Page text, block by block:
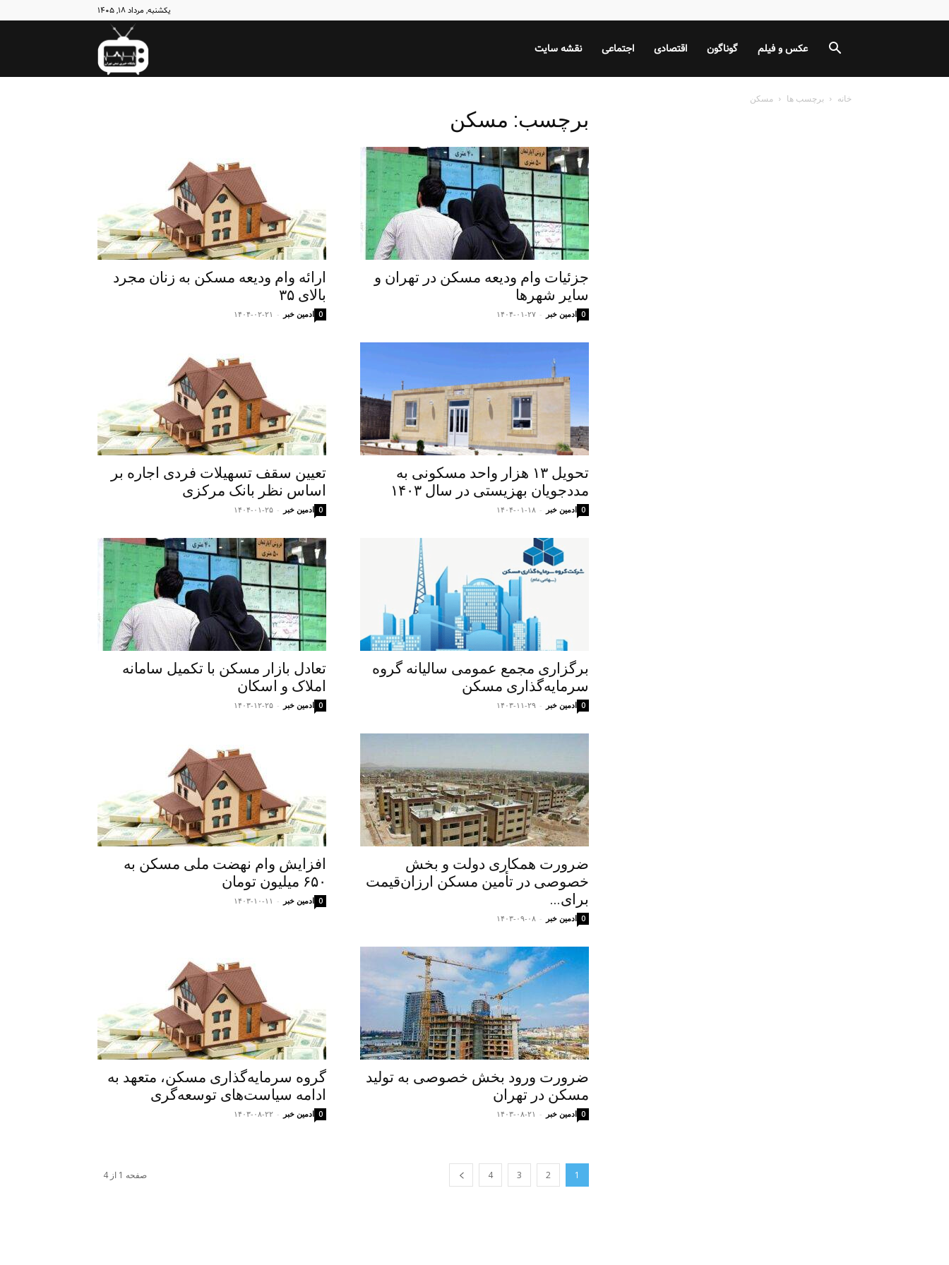
یکشنبه, مرداد ۱۸, ۱۴۰۵
نبض نقشه سایت اجتماعی اقتصادی گوناگون عکس و فیلم
خانه برچسب ها مسکن
برچسب: مسکن
ارائه وام ودیعه مسکن به زنان مجرد
بالای ۳۵
ادمین خبر - ۱۴۰۴-۰۲-۲۱ 0
جزئیات وام ودیعه مسکن در تهران و
سایر شهرها
ادمین خبر - ۱۴۰۴-۰۱-۲۷ 0
تعیین سقف تسهیلات فردی اجاره بر
اساس نظر بانک مرکزی
ادمین خبر - ۱۴۰۴-۰۱-۲۵ 0
تحویل ۱۳ هزار واحد مسکونی به
مددجویان بهزیستی در سال ۱۴۰۳
ادمین خبر - ۱۴۰۴-۰۱-۱۸ 0
تعادل بازار مسکن با تکمیل سامانه
املاک و اسکان
ادمین خبر - ۱۴۰۳-۱۲-۲۵ 0
برگزاری مجمع عمومی سالیانه گروه
سرمایه‌گذاری مسکن
ادمین خبر - ۱۴۰۳-۱۱-۲۹ 0
افزایش وام نهضت ملی مسکن به
۶۵۰ میلیون تومان
ادمین خبر - ۱۴۰۳-۱۰-۱۱ 0
ضرورت همکاری دولت و بخش
خصوصی در تأمین مسکن ارزان‌قیمت
برای...
ادمین خبر - ۱۴۰۳-۰۹-۰۸ 0
گروه سرمایه‌گذاری مسکن، متعهد به
ادامه سیاست‌های توسعه‌گری
ادمین خبر - ۱۴۰۳-۰۸-۲۲ 0
ضرورت ورود بخش خصوصی به تولید
مسکن در تهران
ادمین خبر - ۱۴۰۳-۰۸-۲۱ 0
1
2
3
4 صفحه 1 از 4